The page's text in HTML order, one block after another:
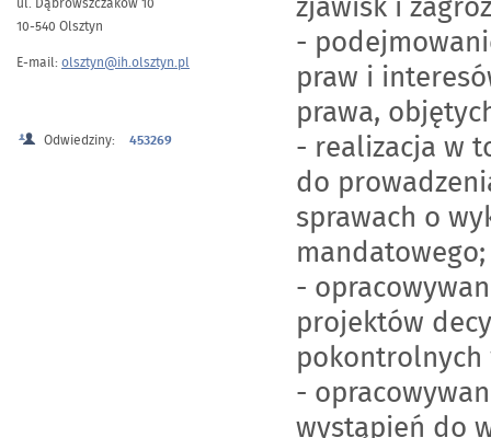
10-540 Olsztyn
E-mail: olsztyn@ih.olsztyn.pl
Odwiedziny: 453269
-
praw i
prawa,
- realizacja w
do
sprawach o
mandatowego;
-
projektów
pokontrolnych
-
wystąpień do